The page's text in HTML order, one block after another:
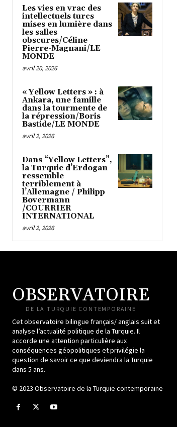
Les vies en vrac des
intellectuels turcs
mises en lumière dans
les salles
obscures/Céline
Pierre-Magnani/LE
MONDE
avril 20, 2026
« Yellow Letters » : à
Ankara, une famille
dans la tourmente de
la répression/Boris
Bastide/LE MONDE
avril 2, 2026
Dans “Yellow Letters”,
la Turquie d’Erdogan
ressemble
terriblement à
l’Allemagne / Philipp
Bovermann
/COURRIER
INTERNATIONAL
avril 2, 2026
OBSERVATOIRE
DE LA TURQUIE CONTEMPORAINE
Cet observatoire bilingue français/ anglais suit et
analyse l’actualité politique de la Turquie. Il
accorde une attention particulière aux
conséquences géopolitiques et privilégie la
question de savoir ce que deviendra la Turquie
dans 5 ans.
© 2023 Observatoire de la Turquie contemporaine